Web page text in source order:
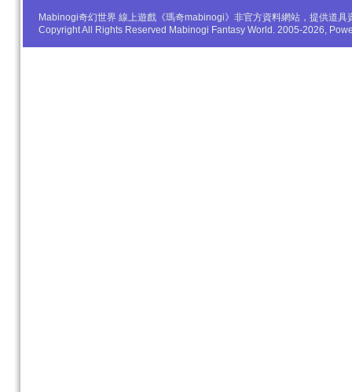
Mabinogi奇幻世界 線上遊戲《瑪奇mabinogi》非官方資料網站，提供道
Copyright All Rights Reserved Mabinogi Fantasy World. 2005-2026,